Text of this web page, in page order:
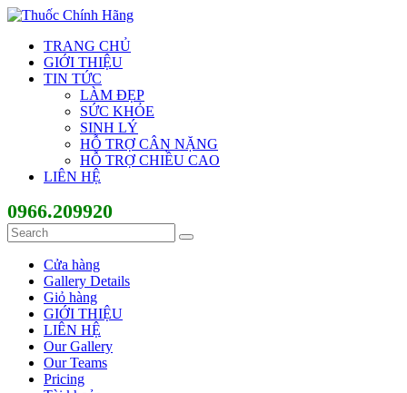
TRANG CHỦ
GIỚI THIỆU
TIN TỨC
LÀM ĐẸP
SỨC KHỎE
SINH LÝ
HỖ TRỢ CÂN NẶNG
HỖ TRỢ CHIỀU CAO
LIÊN HỆ
0966.209920
Cửa hàng
Gallery Details
Giỏ hàng
GIỚI THIỆU
LIÊN HỆ
Our Gallery
Our Teams
Pricing